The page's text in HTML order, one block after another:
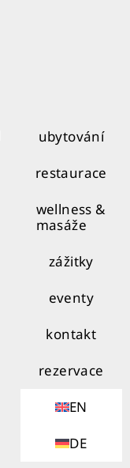
ubytování
restaurace
wellness &
masáže
zážitky
eventy
kontakt
rezervace
EN
DE